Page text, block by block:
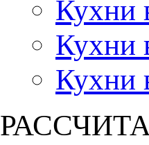
Кухни
Кухни
Кухни